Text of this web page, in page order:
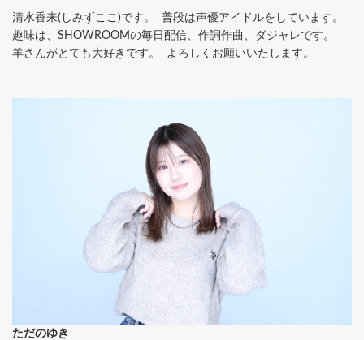
清水香来(しみずここ)です。 普段は声優アイドルをしています。
趣味は、SHOWROOMの毎日配信、作詞作曲、ダジャレです。
羊さんがとても大好きです。 よろしくお願いいたします。
ただのゆき